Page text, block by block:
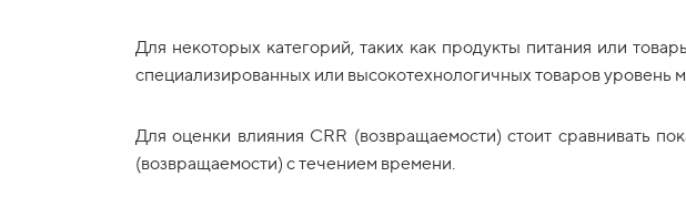
Для некоторых категорий, таких как продукты питания или
специализированных или высокотехнологичных товаров уровень
Для оценки влияния CRR (возвращаемости) стоит сравнивать
(возвращаемости) с течением времени.